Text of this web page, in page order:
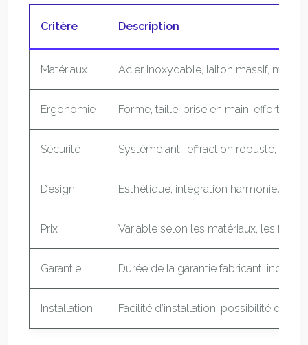
Critère Description
Matériaux Acier inoxydable, laiton massif,
Ergonomie Forme, taille, prise en main, effort de
Sécurité Système anti-effraction robuste,
Design Esthétique, intégration harmonieuse
Prix Variable selon les matériaux, les
Garantie Durée de la garantie fabricant,
Installation Facilité d’installation, possibilité